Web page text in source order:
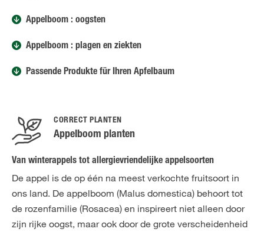
Appelboom : oogsten
Appelboom : plagen en ziekten
Passende Produkte für Ihren Apfelbaum
CORRECT PLANTEN
Appelboom planten
Van winterappels tot allergievriendelijke appelsoorten
De appel is de op één na meest verkochte fruitsoort in
ons land. De appelboom (Malus domestica) behoort tot
de rozenfamilie (Rosacea) en inspireert niet alleen door
zijn rijke oogst, maar ook door de grote verscheidenheid